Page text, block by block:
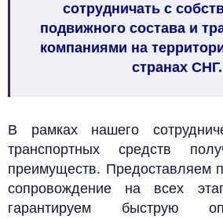
сотрудничать с
подвижного состава и
компаниями на
странах СНГ.
В рамках нашего
транспортных средств
преимуществ. Предоставляем
сопровождение на всех
гарантируем быструю